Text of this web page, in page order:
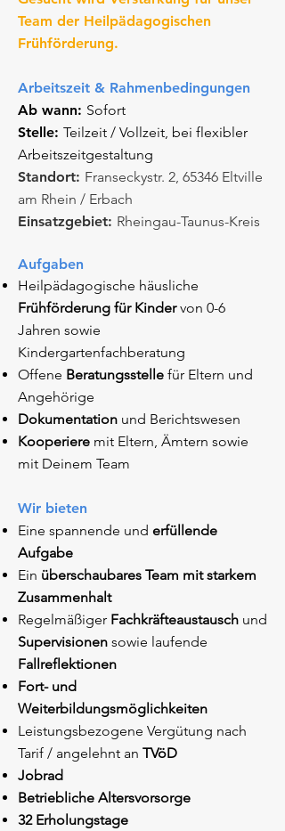
Team der Heilpädagogischen
Frühförderung.
Arbeitszeit & Rahmenbedingungen​
Ab wann: Sofort
Stelle: Teilzeit / Vollzeit​​, bei flexibler
Arbeitszeitgestaltung
Standort: Franseckystr. 2, 65346 Eltville
am Rhein / Erbach
Einsatzgebiet: Rheingau-Taunus-Kreis
Aufgaben
Heilpädagogische häusliche
Frühförderung für Kindervon 0-6
Jahren sowie
Kindergartenfachberatung
Offene Beratungsstelle für Eltern und
Angehörige
Dokumentation und Berichtswesen
Kooperiere mit Eltern, Ämtern sowie
mit Deinem Team
Wir bieten
Eine spannende und erfüllende
Aufgabe
Ein überschaubares Team mit starkem
Zusammenhalt
Regelmäßiger Fachkräfteaustausch und
Supervisionen sowie laufende
Fallreflektionen
Fort- und
Weiterbildungsmöglichkeiten
Leistungsbezogene Vergütung nach
Tarif / angelehnt an TVöD
Jobrad
Betriebliche Altersvorsorge
32 Erholungstage​​